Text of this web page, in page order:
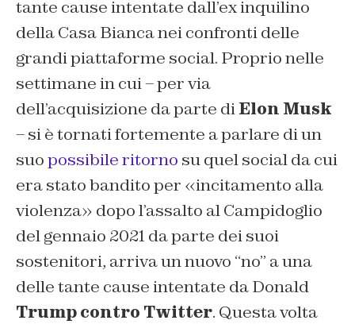
tante cause intentate dall’ex inquilino
della Casa Bianca nei confronti delle
grandi piattaforme social. Proprio nelle
settimane in cui – per via
dell’acquisizione da parte diElon Musk
– si è tornati fortemente a parlare di un
suopossibile ritorno su quel social da cui
era stato bandito per «incitamento alla
violenza» dopo l’assalto al Campidoglio
del gennaio 2021 da parte dei suoi
sostenitori, arriva un nuovo “no” a una
delle tante cause intentate da Donald
Trump contro Twitter. Questa volta